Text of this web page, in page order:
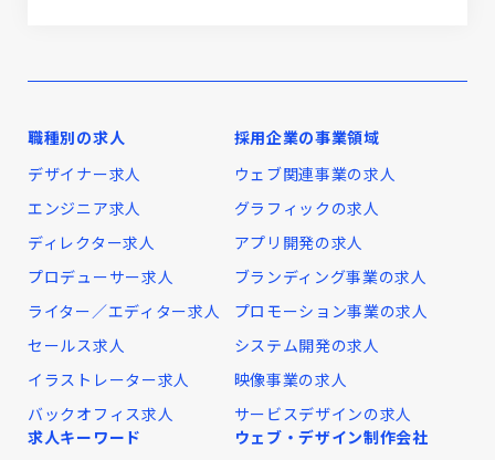
職種別の求人
デザイナー求人
エンジニア求人
ディレクター求人
プロデューサー求人
ライター／エディター求人
セールス求人
イラストレーター求人
バックオフィス求人
採用企業の事業領域
ウェブ関連事業の求人
グラフィックの求人
アプリ開発の求人
ブランディング事業の求人
プロモーション事業の求人
システム開発の求人
映像事業の求人
サービスデザインの求人
求人キーワード
ウェブ・デザイン制作会社